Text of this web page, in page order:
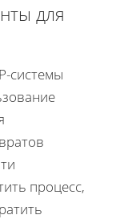
для
системы
процесс,